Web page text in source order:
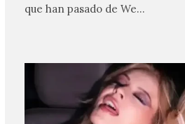
que han pasado de We…